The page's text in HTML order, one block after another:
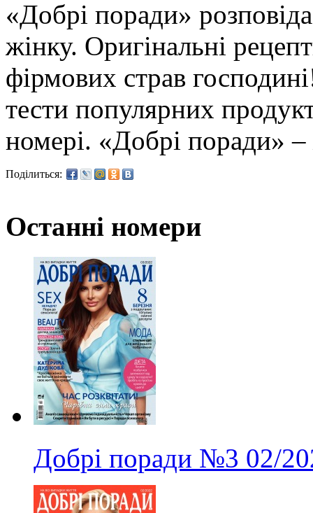
«Добрі поради»
жінку. Оригінальні
фірмових страв
тести популярних
номері. «Добрі поради»
Поділиться:
Останні номери
Добрі поради №3 02/